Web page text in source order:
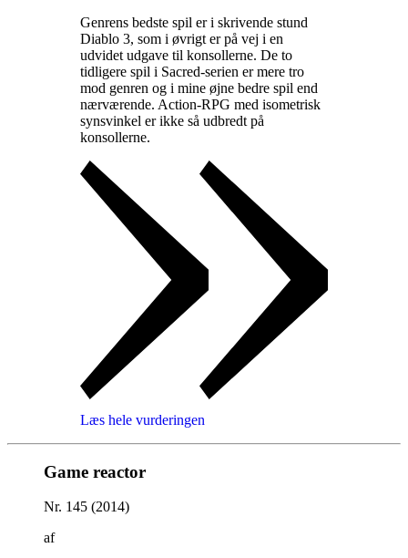
Genrens bedste spil er i skrivende stund
Diablo 3, som i øvrigt er på vej i en
udvidet udgave til konsollerne. De to
tidligere spil i Sacred-serien er mere tro
mod genren og i mine øjne bedre spil end
nærværende. Action-RPG med isometrisk
synsvinkel er ikke så udbredt på
konsollerne.
Læs hele vurderingen
Game reactor
Nr. 145 (2014)
af